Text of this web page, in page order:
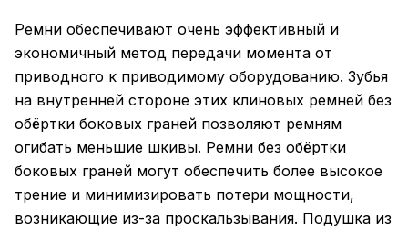
Ремни обеспечивают очень эффективный и
экономичный метод передачи момента от
приводного к приводимому оборудованию. Зубья
на внутренней стороне этих клиновых ремней без
обёртки боковых граней позволяют ремням
огибать меньшие шкивы. Ремни без обёртки
боковых граней могут обеспечить более высокое
трение и минимизировать потери мощности,
возникающие из-за проскальзывания. Подушка из